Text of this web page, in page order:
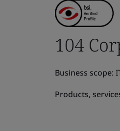
104
Business scope:
Products,